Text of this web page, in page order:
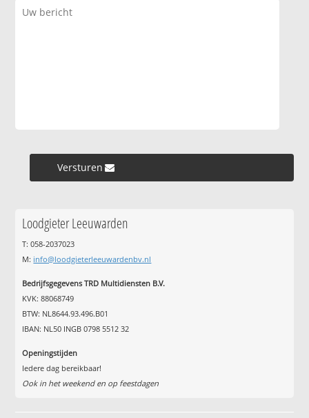
Versturen »
Loodgieter Leeuwarden
T: 058-2037023
M: info@loodgieterleeuwardenbv.nl
Bedrijfsgegevens TRD Multidiensten B.V.
KVK: 88068749
BTW: NL8644.93.496.B01
IBAN: NL50 INGB 0798 5512 32
Openingstijden
Iedere dag bereikbaar!
Ook in het weekend en op feestdagen